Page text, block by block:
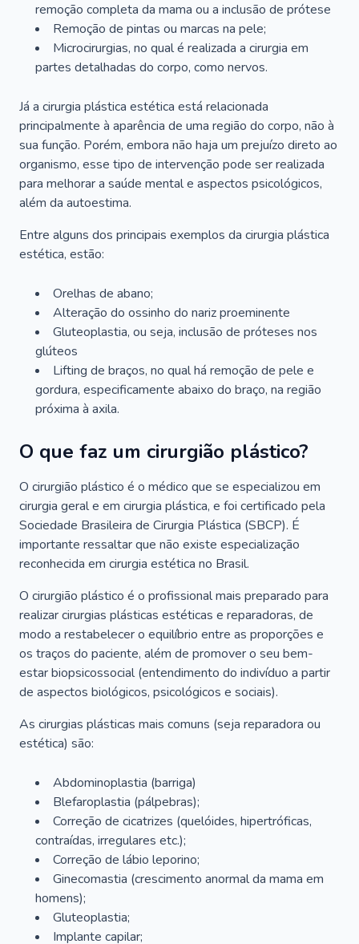
remoção completa da mama ou a inclusão de prótese
Remoção de pintas ou marcas na pele;
Microcirurgias, no qual é realizada a cirurgia em
partes detalhadas do corpo, como nervos.
Já a cirurgia plástica estética está relacionada
principalmente à aparência de uma região do corpo, não à
sua função. Porém, embora não haja um prejuízo direto ao
organismo, esse tipo de intervenção pode ser realizada
para melhorar a saúde mental e aspectos psicológicos,
além da autoestima.
Entre alguns dos principais exemplos da cirurgia plástica
estética, estão:
Orelhas de abano;
Alteração do ossinho do nariz proeminente
Gluteoplastia, ou seja, inclusão de próteses nos
glúteos
Lifting de braços, no qual há remoção de pele e
gordura, especificamente abaixo do braço, na região
próxima à axila.
O que faz um cirurgião plástico?
O cirurgião plástico é o médico que se especializou em
cirurgia geral e em cirurgia plástica, e foi certificado pela
Sociedade Brasileira de Cirurgia Plástica (SBCP). É
importante ressaltar que não existe especialização
reconhecida em cirurgia estética no Brasil.
O cirurgião plástico é o profissional mais preparado para
realizar cirurgias plásticas estéticas e reparadoras, de
modo a restabelecer o equilíbrio entre as proporções e
os traços do paciente, além de promover o seu bem-
estar biopsicossocial (entendimento do indivíduo a partir
de aspectos biológicos, psicológicos e sociais).
As cirurgias plásticas mais comuns (seja reparadora ou
estética) são:
Abdominoplastia (barriga)
Blefaroplastia (pálpebras);
Correção de cicatrizes (quelóides, hipertróficas,
contraídas, irregulares etc.);
Correção de lábio leporino;
Ginecomastia (crescimento anormal da mama em
homens);
Gluteoplastia;
Implante capilar;